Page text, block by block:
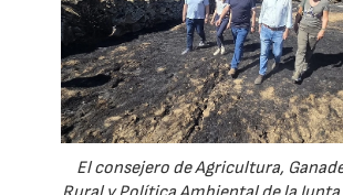
El consejero de Agricultura,